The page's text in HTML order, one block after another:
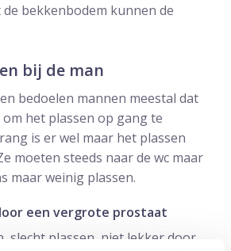
bekkenbodem kunnen de
bij de man
bedoelen mannen meestal dat
het plassen op gang te
is er wel maar het plassen
moeten steeds naar de wc maar
maar weinig plassen.
een vergrote prostaat
slecht plassen, niet lekker door